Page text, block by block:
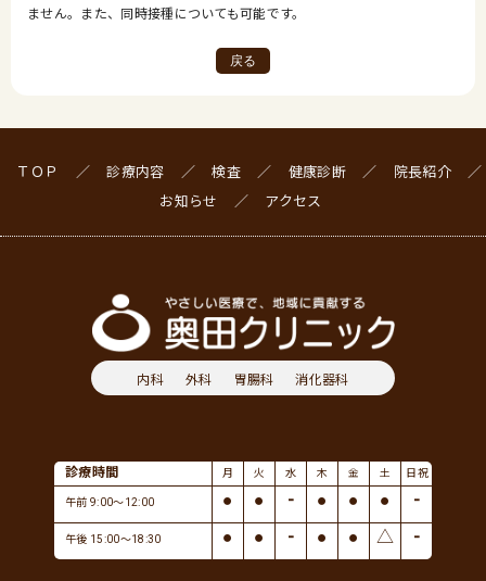
ません。また、同時接種についても可能です。
戻る
ＴＯＰ 診療内容 検査 健康診断
院長紹介
お知らせ
アクセス
内科 外科 胃腸科 消化器科
診療時間 月 火 水 木 金 土 日祝
午前 9:00～12:00 ● ● - ● ● ● -
午後 15:00～18:30 ● ● - ● ● △ -